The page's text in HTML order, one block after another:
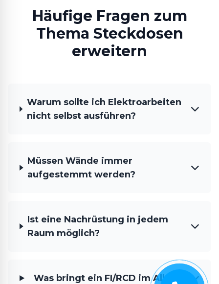
Häufige Fragen zum
Thema Steckdosen
erweitern
Warum sollte ich Elektroarbeiten
nicht selbst ausführen?
Müssen Wände immer
aufgestemmt werden?
Ist eine Nachrüstung in jedem
Raum möglich?
Was bringt ein FI/RCD im Alltag?